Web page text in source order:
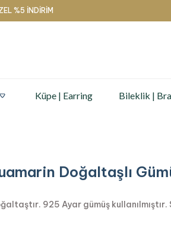
%5 İNDİRİM
Küpe | Earring Bileklik |
Doğaltaşlı
925 Ayar gümüş kullanılmıştır.